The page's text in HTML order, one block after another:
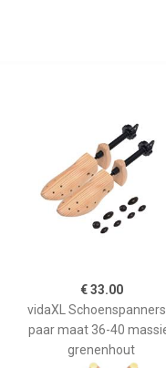
€ 33.00
vidaXL
paar maat 36-40
grenenhout